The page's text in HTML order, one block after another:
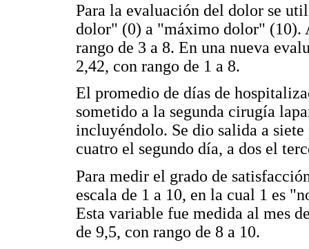
Para la evaluación del dolor se
dolor" (0) a "máximo dolor" (10).
rango de 3 a 8. En una nueva
2,42, con rango de 1 a 8.
El promedio de días de
sometido a la segunda cirugía
incluyéndolo. Se dio salida a
cuatro el segundo día, a dos el
Para medir el grado de
escala de 1 a 10, en la cual 1 es
Esta variable fue medida al mes
de 9,5, con rango de 8 a 10.